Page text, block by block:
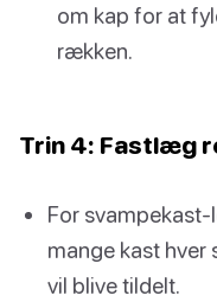
om kap for at
rækken.
Trin 4: Fastlæg
For
mange kast hver
vil blive tildelt.